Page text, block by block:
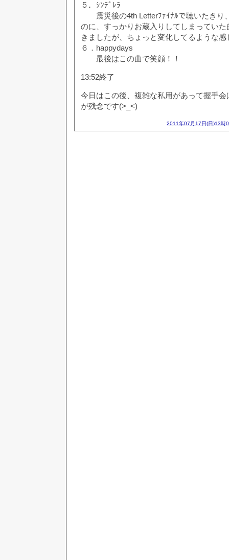
５．ｼﾝﾃﾞﾚﾗ
震災後の4th Letterﾌｧｲﾅﾙで聴いたきり
のに、すっかりお蔵入りしてしまってい
きましたが、ちょっと変化してるような感
６．happydays
最後はこの曲で笑顔！！
13:52終了
今日はこの後、複雑な私用があって握手
が残念です(>_<)
2011年07月17日(日)13時